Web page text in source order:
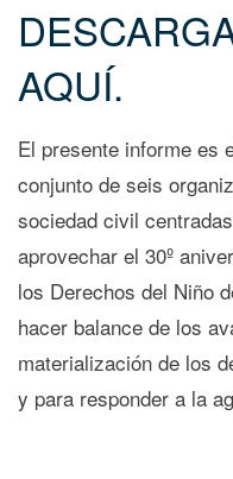
AQUÍ.
El presente informe es
conjunto de seis
sociedad civil
aprovechar el 30º
los Derechos del Niño
hacer balance de los
materialización de los
y para responder a la